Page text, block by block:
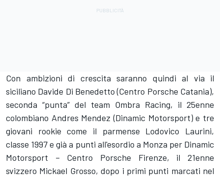
Con ambizioni di crescita saranno quindi al via il
siciliano Davide Di Benedetto (Centro Porsche Catania),
seconda “punta” del team Ombra Racing, il 25enne
colombiano Andres Mendez (Dinamic Motorsport) e tre
giovani rookie come il parmense Lodovico Laurini,
classe 1997 e già a punti all'esordio a Monza per Dinamic
Motorsport – Centro Porsche Firenze, il 21enne
svizzero Mickael Grosso, dopo i primi punti marcati nel